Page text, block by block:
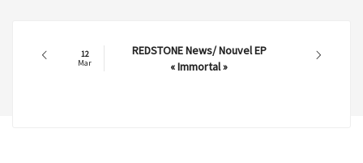
12
Mar
REDSTONE News/ Nouvel EP
« Immortal »